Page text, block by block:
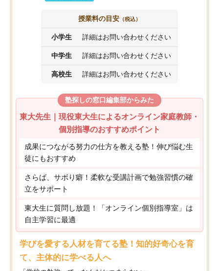
授業料の目安 （税込）
小学生 詳細はお問い合わせください
中学生 詳細はお問い合わせください
高校生 詳細はお問い合わせください
塾探しの窓口編集部からみた
東大先生｜現役東大生によるオンライン家庭教師・
個別指導のおすすめポイント
成果につながる努力の仕方を教える塾！伸び悩む生
徒にもおすすめ
さらば、サボり癖！柔軟な受講計画で勉強習慣の確
立をサポート
東大生に質問し放題！「オンライン個別指導室」は
自主学習に最適
学びを愛する人材を育てる塾！知的好奇心を育
て、主体的に学べる人へ